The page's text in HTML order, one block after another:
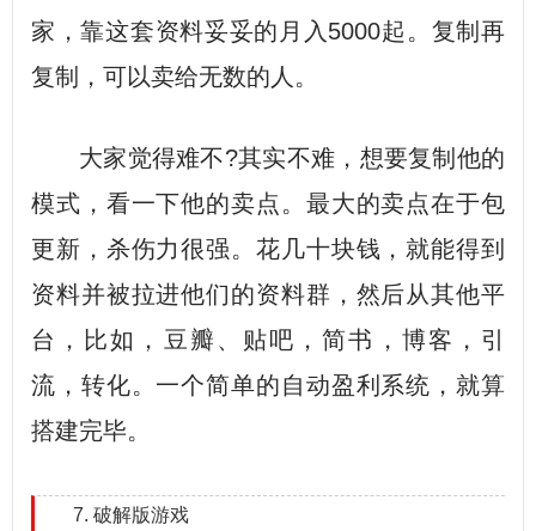
家，靠这套资料妥妥的月入5000起。复制再
复制，可以卖给无数的人。
大家觉得难不?其实不难，想要复制他的
模式，看一下他的卖点。最大的卖点在于包
更新，杀伤力很强。花几十块钱，就能得到
资料并被拉进他们的资料群，然后从其他平
台，比如，豆瓣、贴吧，简书，博客，引
流，转化。一个简单的自动盈利系统，就算
搭建完毕。
7. 破解版游戏